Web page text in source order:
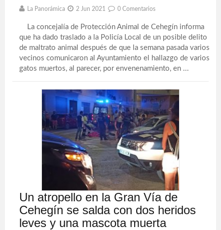
La Panorámica 2 Jun 2021 0 Comentarios
La concejalía de Protección Animal de Cehegín informa
que ha dado traslado a la Policía Local de un posible delito
de maltrato animal después de que la semana pasada varios
vecinos comunicaron al Ayuntamiento el hallazgo de varios
gatos muertos, al parecer, por envenenamiento, en ...
Un atropello en la Gran Vía de
Cehegín se salda con dos heridos
leves y una mascota muerta